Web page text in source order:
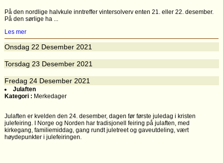
På den nordlige halvkule inntreffer vintersolverv enten 21. eller 22. desember.
På den sørlige ha ...
Les mer
Onsdag 22 Desember 2021
Torsdag 23 Desember 2021
Fredag 24 Desember 2021
Julaften
Kategori : Merkedager
Julaften er kvelden den 24. desember, dagen før første juledag i kristen
julefeiring. I Norge og Norden har tradisjonell feiring på julaften, med
kirkegang, familiemiddag, gang rundt juletreet og gaveutdeling, vært
høydepunkter i julefeiringen.